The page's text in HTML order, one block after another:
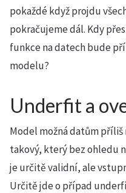
pokaždé když projdu
pokračujeme dál. Kdy
funkce na datech bude
modelu?
Underfit a
Model možná datům
takový, který bez ohledu
je určitě validní, ale
Určitě jde o případ